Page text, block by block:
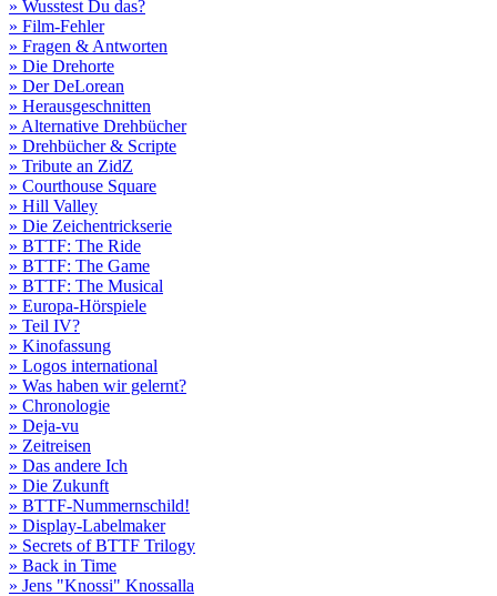
» Wusstest Du das?
» Film-Fehler
» Fragen & Antworten
» Die Drehorte
» Der DeLorean
» Herausgeschnitten
» Alternative Drehbücher
» Drehbücher & Scripte
» Tribute an ZidZ
» Courthouse Square
» Hill Valley
» Die Zeichentrickserie
» BTTF: The Ride
» BTTF: The Game
» BTTF: The Musical
» Europa-Hörspiele
» Teil IV?
» Kinofassung
» Logos international
» Was haben wir gelernt?
» Chronologie
» Deja-vu
» Zeitreisen
» Das andere Ich
» Die Zukunft
» BTTF-Nummernschild!
» Display-Labelmaker
» Secrets of BTTF Trilogy
» Back in Time
» Jens "Knossi" Knossalla